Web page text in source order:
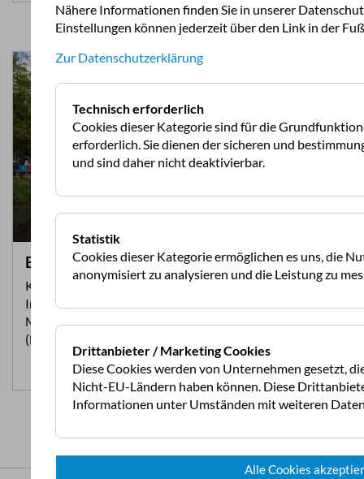
Beiträge / Auszug aus den Statuten
Konstituierendes Mitglied der Fédération
Internationale de Camping et de Caravanning (FICC)
Mitglied der Fédération Internationale de l'Automobile
(FIA)
Zum Artikel >>
Nähere Informationen finden Sie in unserer
Einstellungen können jederzeit über den Link in der
Zur Datenschutzerklärung
Technisch erforderlich
Cookies dieser Kategorie sind für die
erforderlich. Sie dienen der sicheren und
und sind daher nicht deaktivierbar.
Statistik
Cookies dieser Kategorie ermöglichen es uns, die
anonymisiert zu analysieren und die Leistung zu
Drittanbieter / Marketing Cookies
Diese Cookies werden von Unternehmen gesetzt,
Nicht-EU-Ländern haben können. Diese
Informationen unter Umständen mit weiteren
Alle Cookies